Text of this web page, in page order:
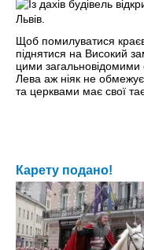
Щоб помилуватися
піднятися на Високий
цими
Лева аж ніяк не
та церквами має свої
Карету подано!